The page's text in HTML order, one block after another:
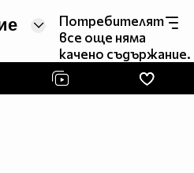
Потребителят
все още няма
качено съдържание.